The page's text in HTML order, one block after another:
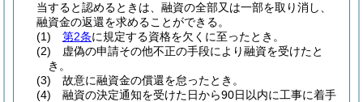
当すると認めるときは、融資の全部又は一部を取り消し、
融資金の返還を求めることができる。
(1)
第2条に規定する資格を欠くに至ったとき。
(2)
虚偽の申請その他不正の手段により融資を受けたと
き。
(3)
故意に融資金の償還を怠ったとき。
(4)
融資の決定通知を受けた日から90日以内に工事に着手